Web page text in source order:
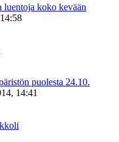
koko kevään
puolesta 24.10.
14:41